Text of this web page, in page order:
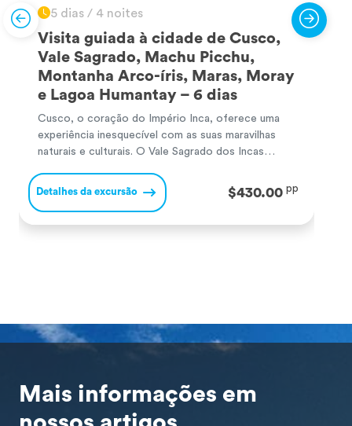
5 dias / 4 noites
Visita guiada à cidade de Cusco,
Vale Sagrado, Machu Picchu,
Montanha Arco-íris, Maras, Moray
e Lagoa Humantay – 6 dias
Cusco, o coração do Império Inca, oferece uma
experiência inesquecível com as suas maravilhas
naturais e culturais. O Vale Sagrado dos Incas
paisagens andinas. Machu Picchu, a famosa
cidadela inca, encanta com o seu misticismo e
Detalhes da excursão $430.00 pp
Mais informações em